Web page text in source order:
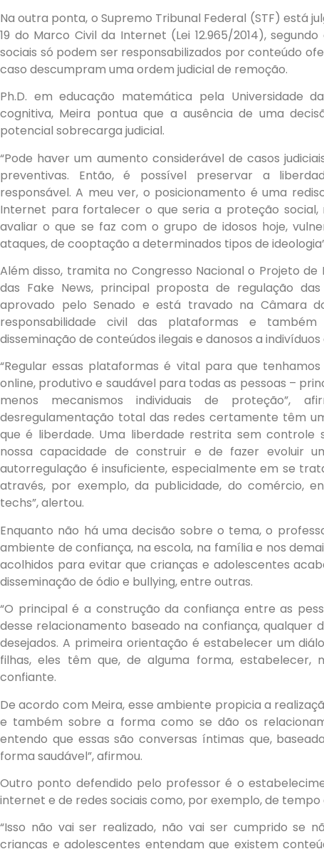
Na outra ponta, o Supremo Tribunal Federal (STF) está
19 do Marco Civil da Internet (Lei 12.965/2014),
sociais só podem ser responsabilizados por conteúdo
caso descumpram uma ordem judicial de remoção.
Ph.D. em educação matemática pela Universidade
cognitiva, Meira pontua que a ausência de uma
potencial sobrecarga judicial.
“Pode haver um aumento considerável de casos
preventivas. Então, é possível preservar a
responsável. A meu ver, o posicionamento é uma
Internet para fortalecer o que seria a proteção social,
avaliar o que se faz com o grupo de idosos hoje,
ataques, de cooptação a determinados tipos de
Além disso, tramita no Congresso Nacional o Projeto de
das Fake News, principal proposta de regulação
aprovado pelo Senado e está travado na Câmara
responsabilidade civil das plataformas e
disseminação de conteúdos ilegais e danosos a
“Regular essas plataformas é vital para que
online, produtivo e saudável para todas as pessoas –
menos mecanismos individuais de proteção”,
desregulamentação total das redes certamente têm
que é liberdade. Uma liberdade restrita sem controle
nossa capacidade de construir e de fazer evoluir
autorregulação é insuficiente, especialmente em se
através, por exemplo, da publicidade, do comércio,
techs”, alertou.
Enquanto não há uma decisão sobre o tema, o
ambiente de confiança, na escola, na família e nos
acolhidos para evitar que crianças e adolescentes
disseminação de ódio e bullying, entre outras.
“O principal é a construção da confiança entre as
desse relacionamento baseado na confiança, qualquer
desejados. A primeira orientação é estabelecer um
filhas, eles têm que, de alguma forma, estabelecer,
confiante.
De acordo com Meira, esse ambiente propicia a
e também sobre a forma como se dão os
entendo que essas são conversas íntimas que,
forma saudável”, afirmou.
Outro ponto defendido pelo professor é o
internet e de redes sociais como, por exemplo, de
“Isso não vai ser realizado, não vai ser cumprido se
crianças e adolescentes entendam que existem